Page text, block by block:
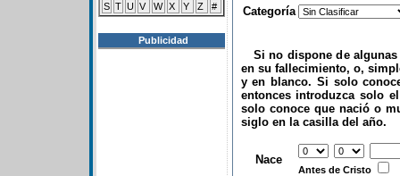
S T U V W X Y Z #
Publicidad
Categoría
Si no dispone de algunas
en su fallecimiento, o,
y en blanco. Si solo
entonces introduzca solo
solo conoce que nació o
siglo en la casilla del año.
Nace
Antes de Cristo